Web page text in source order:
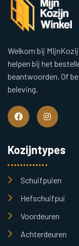
Welkom bij
helpen bij het
beantwoorden. Of
beleving.
Kozijntypes
Schuifpuien
Hefschuifpui
Voordeuren
Achterdeuren